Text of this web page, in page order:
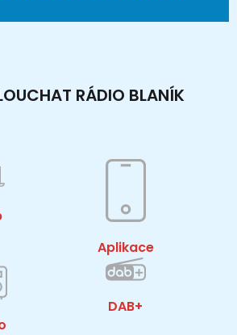
RÁDIO BLANÍK
Aplikace
DAB+